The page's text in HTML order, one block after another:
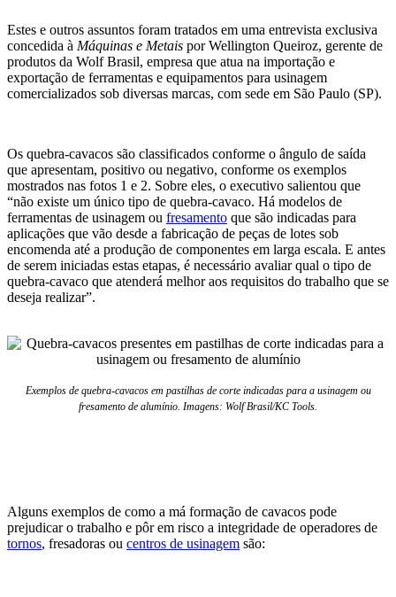
Estes e outros assuntos foram tratados em uma entrevista exclusiva
concedida à Máquinas e Metais por Wellington Queiroz, gerente de
produtos da Wolf Brasil, empresa que atua na importação e
exportação de ferramentas e equipamentos para usinagem
comercializados sob diversas marcas, com sede em São Paulo (SP).
Os quebra-cavacos são classificados conforme o ângulo de saída
que apresentam, positivo ou negativo, conforme os exemplos
mostrados nas fotos 1 e 2. Sobre eles, o executivo salientou que
“não existe um único tipo de quebra-cavaco. Há modelos de
ferramentas de usinagem ou fresamento que são indicadas para
aplicações que vão desde a fabricação de peças de lotes sob
encomenda até a produção de componentes em larga escala. E antes
de serem iniciadas estas etapas, é necessário avaliar qual o tipo de
quebra-cavaco que atenderá melhor aos requisitos do trabalho que se
deseja realizar”.
Exemplos de quebra-cavacos em pastilhas de corte indicadas para a usinagem ou
fresamento de alumínio. Imagens: Wolf Brasil/KC Tools.
Alguns exemplos de como a má formação de cavacos pode
prejudicar o trabalho e pôr em risco a integridade de operadores de
tornos, fresadoras ou centros de usinagem são: